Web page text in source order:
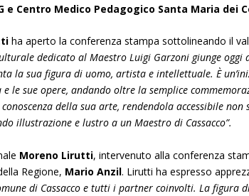
e Centro Medico Pedagogico Santa Maria dei
ha aperto la conferenza stampa sottolineando il
dedicato al Maestro Luigi Garzoni giunge
la sua figura di uomo, artista e intellettuale. È
le sue opere, andando oltre la semplice
della sua arte, rendendola accessibile
illustrazione e lustro a un Maestro di Cassacco”.
Moreno Lirutti, intervenuto alla conferenza
Regione, Mario Anzil. Lirutti ha espresso
di Cassacco e tutti i partner coinvolti. La figura